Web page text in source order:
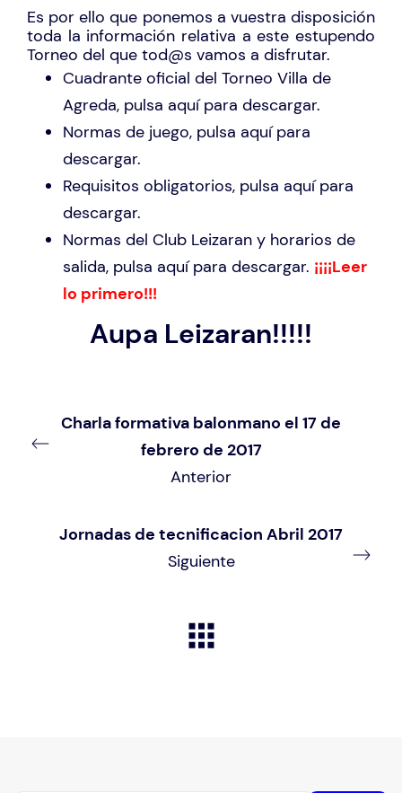
Es por ello que ponemos a vuestra disposición
toda la información relativa a este estupendo
Torneo del que tod@s vamos a disfrutar.
Cuadrante oficial del Torneo Villa de
Agreda, pulsa aquípara descargar.
Normas de juego, pulsa aquípara
descargar.
Requisitos obligatorios, pulsa aquípara
descargar.
Normas del Club Leizaran y horarios de
salida, pulsa aquípara descargar. ¡¡¡¡Leer
lo primero!!!
Aupa Leizaran!!!!!
Charla formativa balonmano el 17 de
febrero de 2017
Anterior
Jornadas de tecnificacion Abril 2017
Siguiente